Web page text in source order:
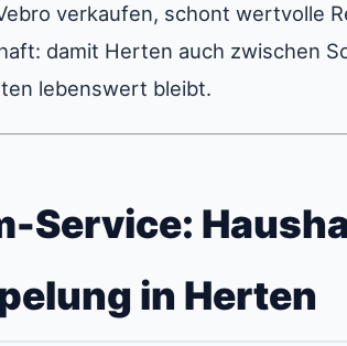
verkaufen, schont wertvolle
damit Herten auch zwischen
lebenswert bleibt.
Service:
in Herten